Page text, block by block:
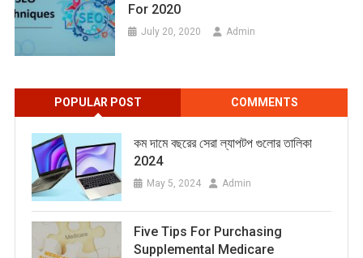
For 2020
July 20, 2020 Admin
POPULAR POST COMMENTS
কম দামে বছরের সেরা ল্যাপটপ গুলোর তালিকা
2024
May 5, 2024 Admin
Five Tips For Purchasing
Supplemental Medicare